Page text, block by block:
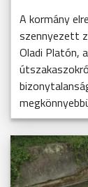
A kormány
szennyezett
Oladi Platón,